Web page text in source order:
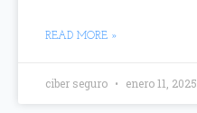
READ MORE »
ciber seguro enero 11, 2025